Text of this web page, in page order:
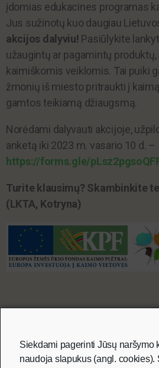
įdomias edukacines programas
Jus sužinotų kuo daugiau
akcijos dalyviu! Pasiūlykite
užaugintų ar pagamintų
kaimiškomis veiklomis. Tai puiki
žmonių iš miesto pritraukti į
gamtos teikiamą džiaugsmą.
Norėdami dalyvauti akcijoje,
anketą iki 2023 m. vasario 10 d. –
https://forms.gle/
Turite klausimų? Skambinkite
(LKTA, Kotryna)
Siekdami pagerinti Jūsų naršymo
naudoja slapukus (angl. cookies).